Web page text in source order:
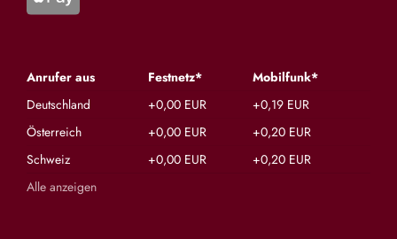
Anrufer aus Festnetz*
Mobilfunk*
Deutschland
+0,00 EUR
+0,19 EUR
Österreich
+0,00 EUR
+0,20 EUR
Schweiz
+0,00 EUR
+0,20 EUR
Alle anzeigen